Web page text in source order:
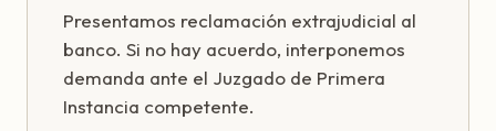
Presentamos reclamación extrajudicial al
banco. Si no hay acuerdo, interponemos
demanda ante el Juzgado de Primera
Instancia competente.